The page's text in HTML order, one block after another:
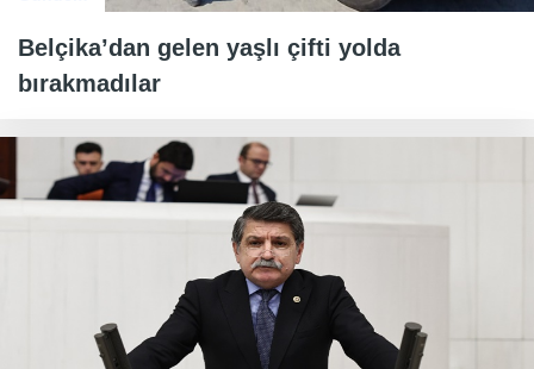
Belçika’dan gelen yaşlı çifti yolda
bırakmadılar